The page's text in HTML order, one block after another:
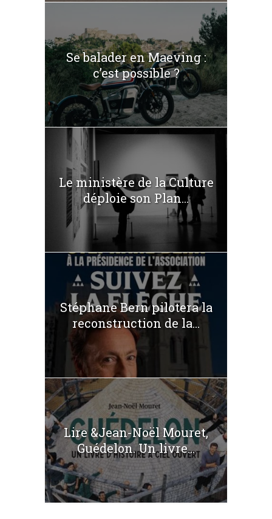
Se balader en Maeving :
c’est possible ?
Le ministère de la Culture
déploie son Plan...
Stéphane Bern pilotera la
reconstruction de la...
Lire &Jean-Noël Mouret,
Guédelon. Un livre...